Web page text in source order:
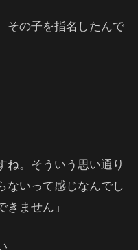
その子を指名したんで
ね。そういう思い通り
ないって感じなんでし
ません」